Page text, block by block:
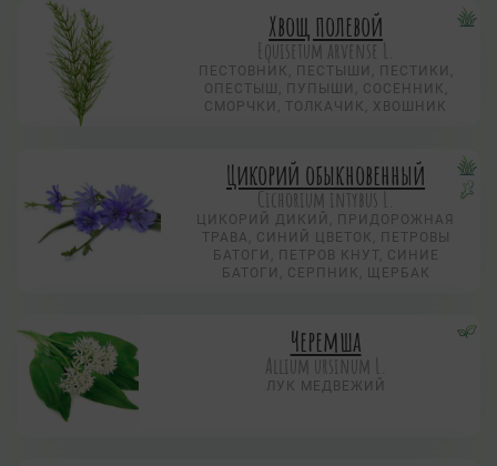
Хвощ полевой
Equisetum arvense L.
ПЕСТОВНИК, ПЕСТЫШИ, ПЕСТИКИ,
ОПЕСТЫШ, ПУПЫШИ, СОСЕННИК,
СМОРЧКИ, ТОЛКАЧИК, ХВОШНИК
Цикорий обыкновенный
Cichorium intybus L.
ЦИКОРИЙ ДИКИЙ, ПРИДОРОЖНАЯ
ТРАВА, СИНИЙ ЦВЕТОК, ПЕТРОВЫ
БАТОГИ, ПЕТРОВ КНУТ, СИНИЕ
БАТОГИ, СЕРПНИК, ЩЕРБАК
Черемша
Allium ursinum L.
ЛУК МЕДВЕЖИЙ